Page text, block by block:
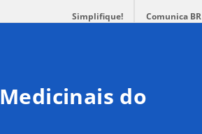
Simplifique! Comunica BR
do